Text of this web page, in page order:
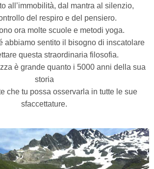
all’immobilità, dal mantra al silenzio,
del respiro e del pensiero.
ora molte scuole e metodi yoga.
abbiamo sentito il bisogno di inscatolare
questa straordinaria filosofia.
è grande quanto i 5000 anni della sua
storia
che tu possa osservarla in tutte le sue
sfaccettature.